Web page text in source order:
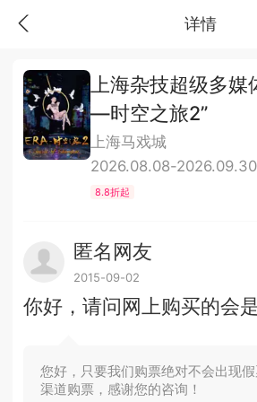
详情
上海杂技超级多媒
—时空之旅2”
上海马戏城
2026.08.08-2026.09.30
8.8折起
匿名网友
2015-09-02
你好，请问网上购买的会
您好，只要我们购票绝对不会出现
渠道购票，感谢您的咨询！